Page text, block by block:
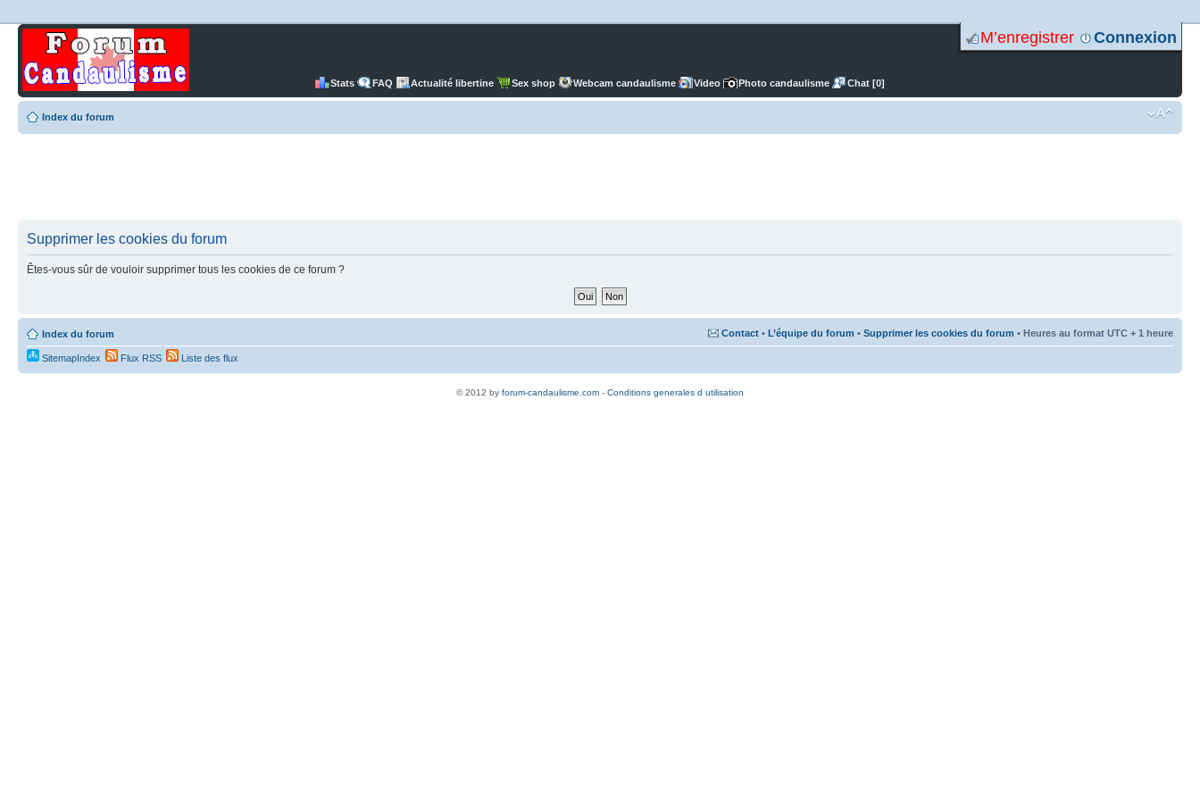
M’enregistrer Connexion
Stats FAQ Actualité libertine Sex shop Webcam candaulisme Video Photo candaulisme Chat [0]
Index du forum
Supprimer les cookies du forum
Êtes-vous sûr de vouloir supprimer tous les cookies de ce forum ?
Index du forum Contact • L’équipe du forum • Supprimer les cookies du forum • Heures au format UTC + 1 heure
SitemapIndex Flux RSS Liste des flux
© 2012 by forum-candaulisme.com - Conditions generales d utilisation